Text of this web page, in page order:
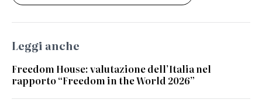
Leggi anche
Freedom House: valutazione dell’Italia nel
rapporto “Freedom in the World 2026”